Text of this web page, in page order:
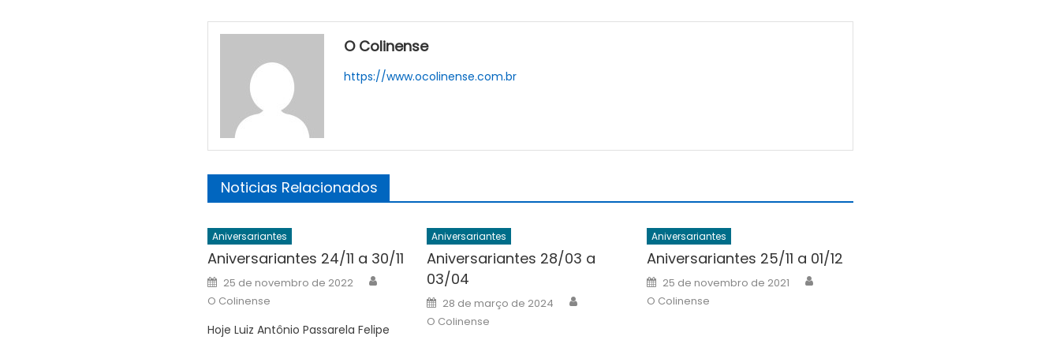
O Colinense
https://www.ocolinense.com.br
Noticias Relacionados
Aniversariantes
Aniversariantes 24/11 a 30/11
Posted
on
25 de novembro de 2022
O Colinense
Hoje Luiz Antônio Passarela Felipe
Aniversariantes
Aniversariantes 28/03 a
03/04
Posted
on
28 de março de 2024
O Colinense
Aniversariantes
Aniversariantes 25/11 a 01/12
Posted
on
25 de novembro de 2021
O Colinense